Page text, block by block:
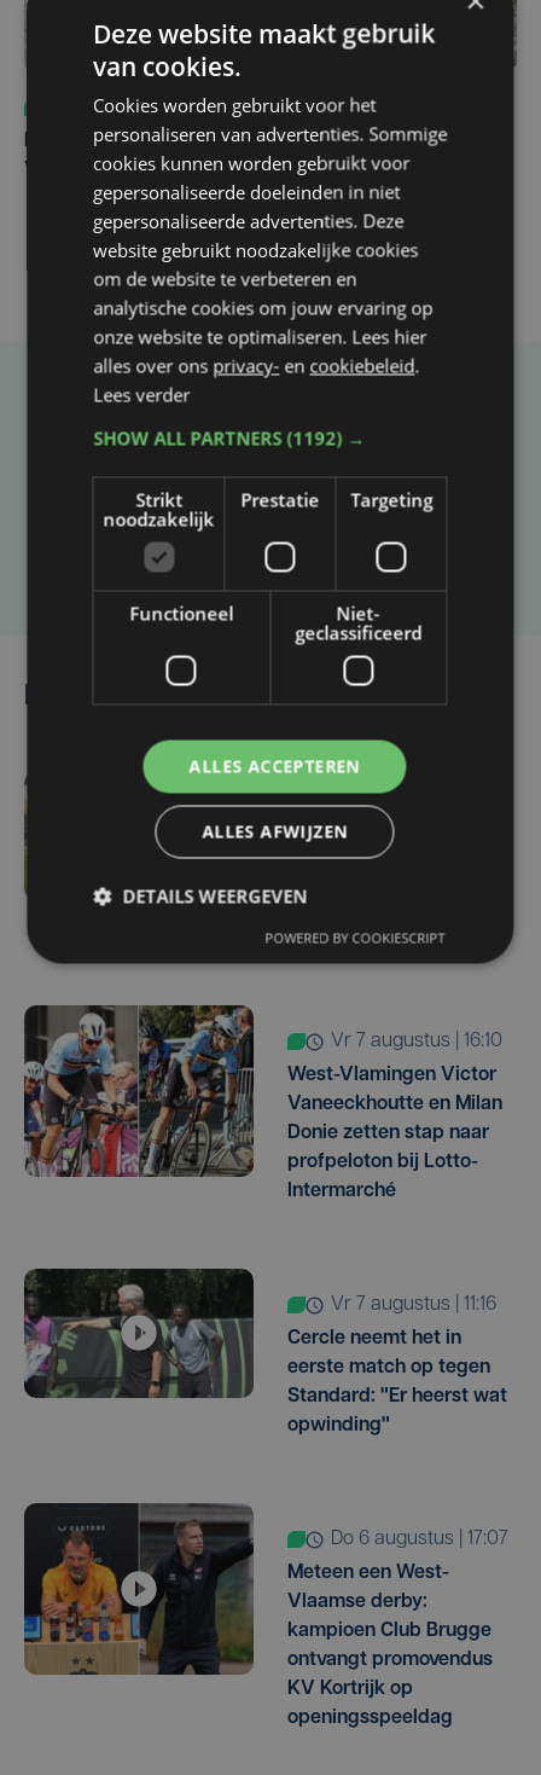
Sport
do 6 augustus | 10:49
Margot Vanpachtenbeke beklimt zeven keer de Mont
Ventoux
Taalfout opgemerkt?
Heb je een taal- of schrijffout opgemerkt in dit
artikel?
Laat het ons weten
Lees ook
vr 7 augustus | 16:12
Zulte Waregem start
"Waarom zou ik onze
ambitie beperken?"
vr 7 augustus | 16:10
West-Vlamingen Victor
Vaneeckhoutte en Milan
Donie zetten stap naar
profpeloton bij Lotto-
Intermarché
vr 7 augustus | 11:16
Cercle neemt het in
eerste match op tegen
Standard: "Er heerst wat
opwinding"
do 6 augustus | 17:07
Meteen een West-
Vlaamse derby:
kampioen Club Brugge
ontvangt promovendus
KV Kortrijk op
openingsspeeldag
Deze website maakt gebruik
van cookies.
Cookies worden gebruikt voor het
personaliseren van advertenties. Sommige
cookies kunnen worden gebruikt voor
gepersonaliseerde doeleinden in niet
gepersonaliseerde advertenties. Deze
website gebruikt noodzakelijke cookies
om de website te verbeteren en
analytische cookies om jouw ervaring op
onze website te optimaliseren. Lees hier
alles over ons privacy- en cookiebeleid.
Lees verder
SHOW ALL PARTNERS(1192) →
Strikt
noodzakelijk
Prestatie Targeting
Functioneel
Niet-
geclassificeerd
ALLES ACCEPTEREN
ALLES AFWIJZEN
DETAILS WEERGEVEN
POWERED BY COOKIESCRIPT